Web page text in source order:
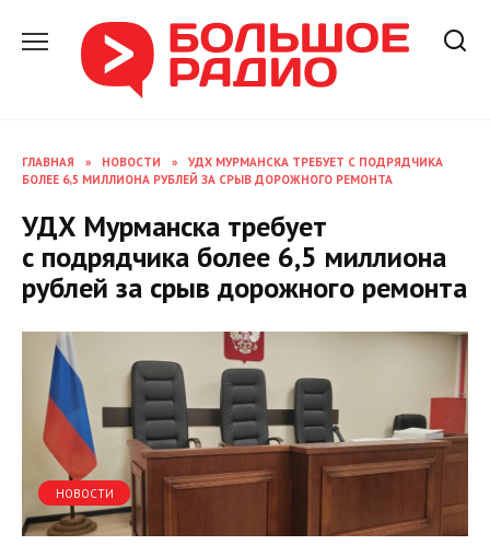
содержанию
ГЛАВНАЯ » НОВОСТИ »
УДХ МУРМАНСКА ТРЕБУЕТ С ПОДРЯДЧИКА
БОЛЕЕ 6,5 МИЛЛИОНА РУБЛЕЙ ЗА СРЫВ ДОРОЖНОГО РЕМОНТА
УДХ Мурманска требует
с подрядчика более 6,5 миллиона
рублей за срыв дорожного ремонта
НОВОСТИ